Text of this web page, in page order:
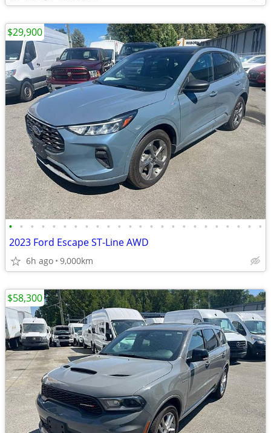
• • • • • • • • • • • • • • • • • • • • • • • •
2023 Ford Escape ST-Line AWD
6h ago 9,000km
$29,900
$58,300